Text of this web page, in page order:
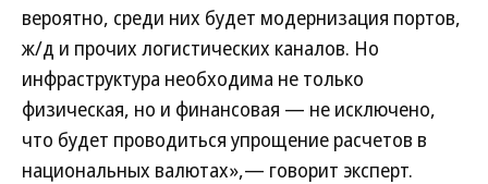
вероятно, среди них будет модернизация портов,
ж/д и прочих логистических каналов. Но
инфраструктура необходима не только
физическая, но и финансовая — не исключено,
что будет проводиться упрощение расчетов в
национальных валютах»,— говорит эксперт.